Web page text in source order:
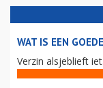
WAT IS EEN
Verzin alsjeblieft